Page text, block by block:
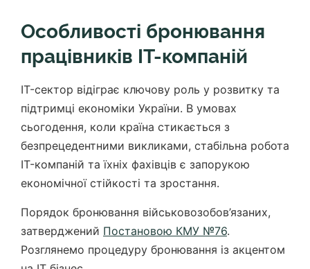
Особливості бронювання
працівників IT-компаній
IT-сектор відіграє ключову роль у розвитку та
підтримці економіки України. В умовах
сьогодення, коли країна стикається з
безпрецедентними викликами, стабільна робота
IT-компаній та їхніх фахівців є запорукою
економічної стійкості та зростання.
Порядок бронювання військовозобов’язаних,
затверджений Постановою КМУ №76.
Розглянемо процедуру бронювання із акцентом